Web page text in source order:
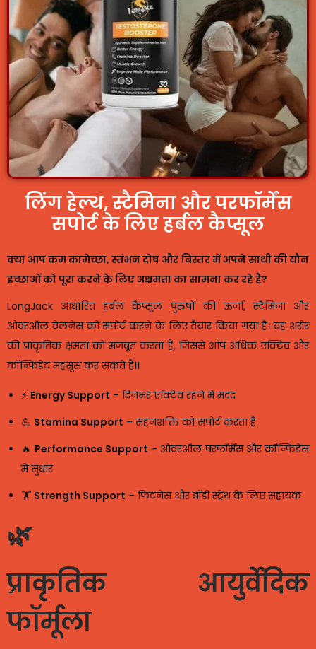
लिंग हेल्थ, स्टैमिना और परफॉर्मेंस
सपोर्ट के लिए हर्बल कैप्सूल
क्या आप कम कामेच्छा, स्तंभन दोष और बिस्तर में अपने साथी की यौन
इच्छाओं को पूरा करने के लिए अक्षमता का सामना कर रहे हैं?
LongJack आधारित हर्बल कैप्सूल पुरुषों की ऊर्जा, स्टैमिना और
ओवरऑल वेलनेस को सपोर्ट करने के लिए तैयार किया गया है। यह शरीर
की प्राकृतिक क्षमता को मजबूत करता है, जिससे आप अधिक एक्टिव और
कॉन्फिडेंट महसूस कर सकते हैं।।
⚡ Energy Support – दिनभर एक्टिव रहने में मदद
💪 Stamina Support – सहनशक्ति को सपोर्ट करता है
🔥 Performance Support – ओवरऑल परफॉर्मेंस और कॉन्फिडेंस
में सुधार
🏋️ Strength Support – फिटनेस और बॉडी स्ट्रेंथ के लिए सहायक
🌿
प्राकृतिक आयुर्वेदिक
फॉर्मूला